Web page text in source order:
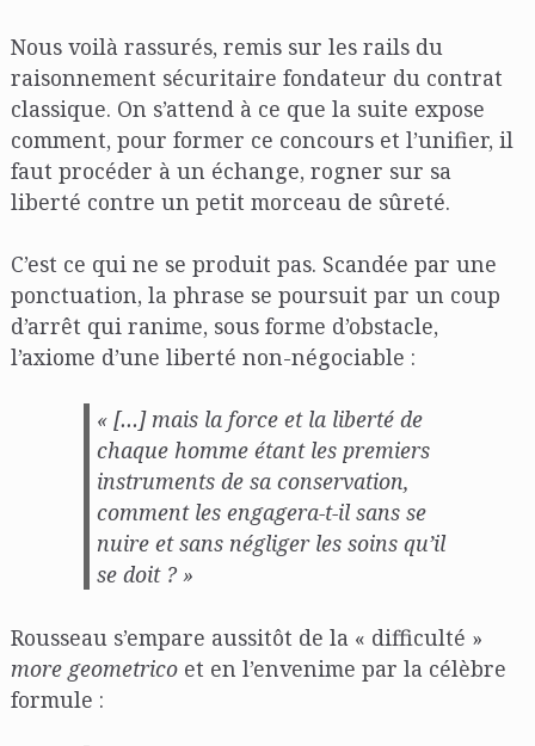
Nous voilà rassurés, remis sur les rails du
raisonnement sécuritaire fondateur du contrat
classique. On s’attend à ce que la suite expose
comment, pour former ce concours et l’unifier, il
faut procéder à un échange, rogner sur sa
liberté contre un petit morceau de sûreté.
C’est ce qui ne se produit pas. Scandée par une
ponctuation, la phrase se poursuit par un coup
d’arrêt qui ranime, sous forme d’obstacle,
l’axiome d’une liberté non-négociable :
« […] mais la force et la liberté de
chaque homme étant les premiers
instruments de sa conservation,
comment les engagera-t-il sans se
nuire et sans négliger les soins qu’il
se doit ? »
Rousseau s’empare aussitôt de la « difficulté »
more geometricoet en l’envenime par la célèbre
formule :